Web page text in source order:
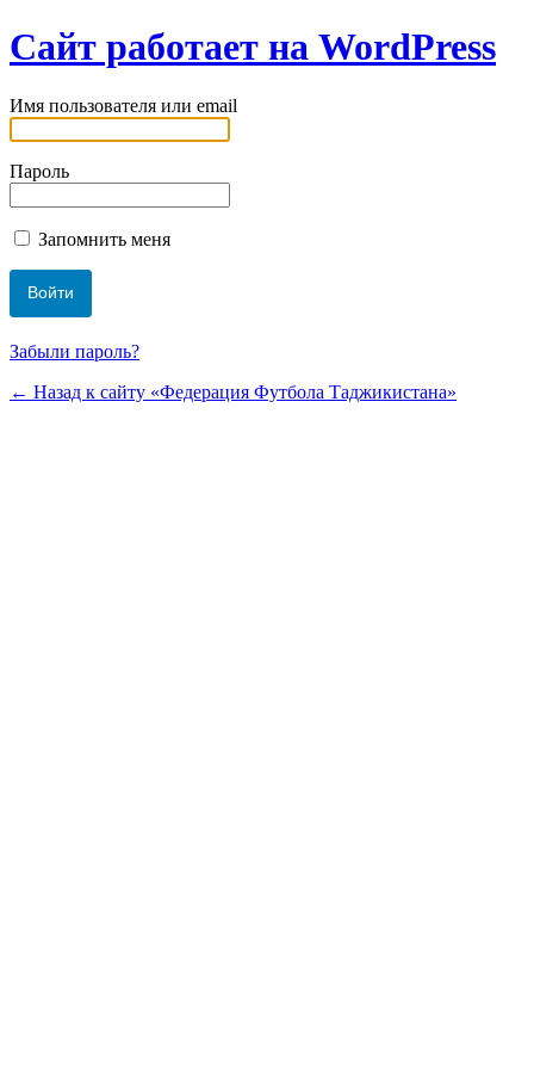
Сайт работает на WordPress
Имя пользователя или email
Пароль
Запомнить меня
Забыли пароль?
← Назад к сайту «Федерация Футбола Таджикистана»